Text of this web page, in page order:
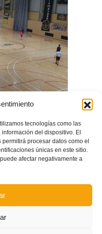
tecnologías como las
del dispositivo. El
procesar datos como el
únicas en este sitio.
afectar negativamente a
de Ascenso a Segunda División